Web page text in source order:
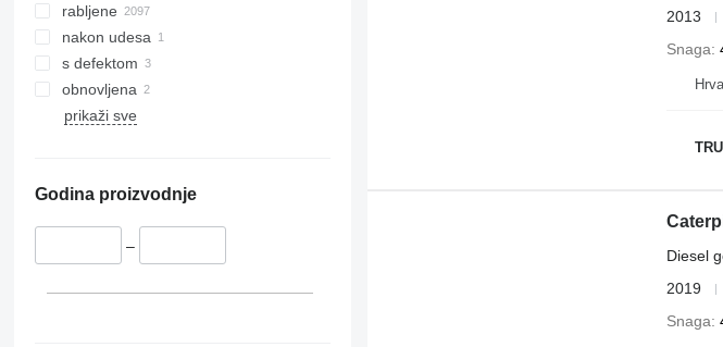
rabljene
nakon udesa
s defektom
obnovljena
prikaži sve
Godina proizvodnje
–
2013
Snaga
Diesel
2019
Snaga